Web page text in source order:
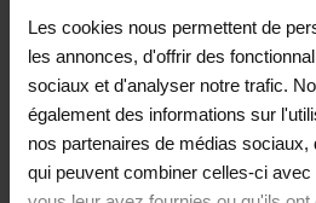
Les cookies nous permettent de
les annonces, d'offrir des
sociaux et d'analyser notre trafic.
également des informations sur
nos partenaires de médias sociaux,
qui peuvent combiner celles-ci
particuliers
Applications
Wixx Ruban de masquage
idéal pour masquer les